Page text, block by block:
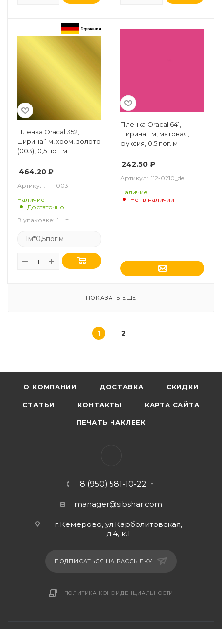
Пленка Oracal 352,
ширина 1 м, хром, золото
(003), 0,5 пог. м
464.20 ₽
Артикул: 111-003
Наличие
Достаточно
В упаковке: 1 шт.
1м*0,5пог.м
Пленка Oracal 641,
ширина 1 м, матовая,
фуксия, 0,5 пог. м
242.50 ₽
Артикул: 112-0210_del
Наличие
Нет в наличии
ПОКАЗАТЬ ЕЩЕ
1 2
О КОМПАНИИ ДОСТАВКА СКИДКИ
СТАТЬИ КОНТАКТЫ КАРТА САЙТА
ПЕЧАТЬ НАКЛЕЕК
8 (950) 581-10-22
manager@sibshar.com
г.Кемерово, ул.Карболитовская,
д.4, к.1
ПОДПИСАТЬСЯ НА РАССЫЛКУ
ПОЛИТИКА КОНФИДЕНЦИАЛЬНОСТИ